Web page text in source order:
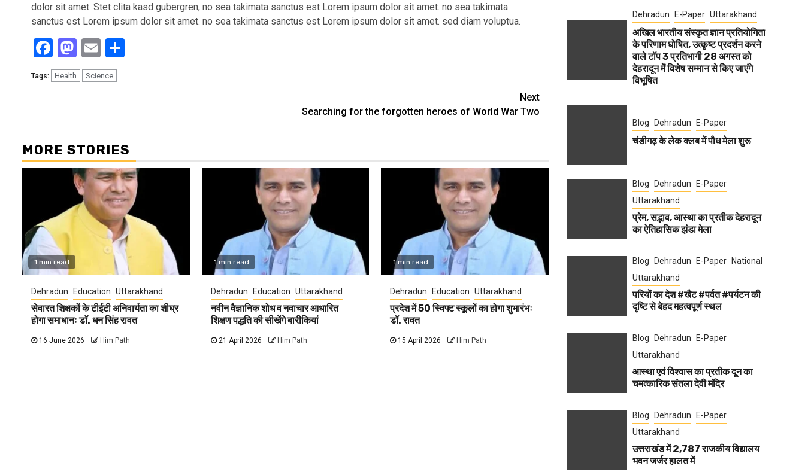
dolor sit amet. Stet clita kasd gubergren, no sea takimata sanctus est Lorem ipsum dolor sit amet. no sea takimata
sanctus est Lorem ipsum dolor sit amet. no sea takimata sanctus est Lorem ipsum dolor sit amet. sed diam voluptua.
Facebook
Mastodon
Email
Tags: Health Science
Next
Searching for the forgotten heroes of World War Two
MORE STORIES
1 min read
Dehradun Education Uttarakhand
सेवारत शिक्षकों के टीईटी अनिवार्यता का शीघ्र
होगा समाधानः डाॅ. धन सिंह रावत
16 June 2026 Him Path
1 min read
Dehradun Education Uttarakhand
नवीन वैज्ञानिक शोध व नवाचार आधारित
शिक्षण पद्धति की सीखेंगे बारीकियां
21 April 2026 Him Path
1 min read
Dehradun Education Uttarakhand
प्रदेश में 50 स्विफ्ट स्कूलों का होगा शुभारंभः
डॉ. रावत
15 April 2026 Him Path
Dehradun E-Paper Uttarakhand
अखिल भारतीय संस्कृत ज्ञान प्रतियोगिता
के परिणाम घोषित, उत्कृष्ट प्रदर्शन करने
वाले टॉप 3 प्रतिभागी 28 अगस्त को
देहरादून में विशेष सम्मान से किए जाएंगे
विभूषित
Blog Dehradun E-Paper
चंडीगढ़ के लेक क्लब में पौध मेला शुरू
Blog Dehradun
E-Paper
Uttarakhand
प्रेम, सद्भाव, आस्था का प्रतीक देहरादून
का ऐतिहासिक झंडा मेला
Blog Dehradun E-Paper
National
Uttarakhand
परियों का देश #खैट #पर्वत #पर्यटन की
दृृष्टि से बेहद महत्वपूर्ण स्थल
Blog Dehradun
E-Paper
Uttarakhand
आस्था एवं विश्वास का प्रतीक दून का
चमत्कारिक संतला देवी मंदिर
Blog Dehradun
E-Paper
Uttarakhand
उत्तराखंड में 2,787 राजकीय विद्यालय
भवन जर्जर हालत में